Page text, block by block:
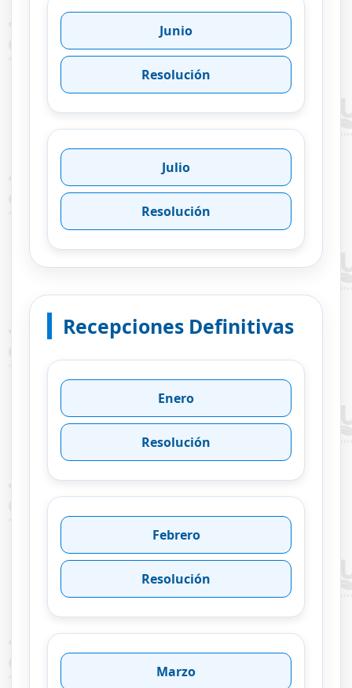
Junio
Resolución
Julio
Resolución
Recepciones Definitivas
Enero
Resolución
Febrero
Resolución
Marzo